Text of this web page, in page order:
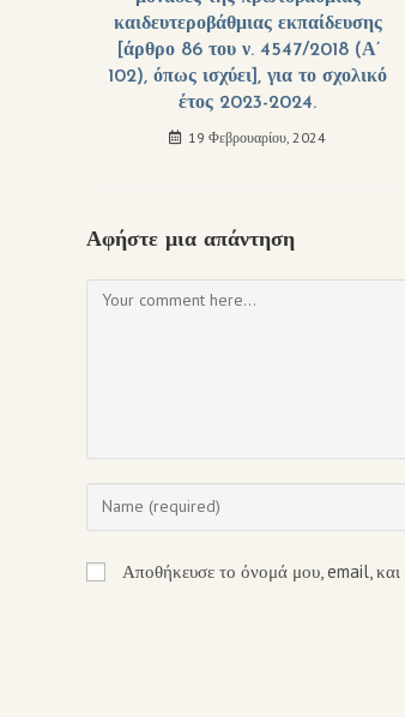
καιδευτεροβάθμιας εκπαίδευσης
[άρθρο 86 του ν. 4547/2018 (Α’
102), όπως ισχύει], για το σχολικό
έτος 2023-2024.
19 Φεβρουαρίου, 2024
Αφήστε μια απάντηση
Αποθήκευσε το όνομά μου, email,